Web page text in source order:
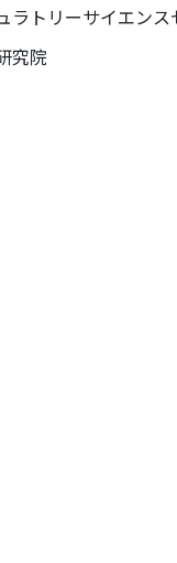
ラトリーサイエンス
究院